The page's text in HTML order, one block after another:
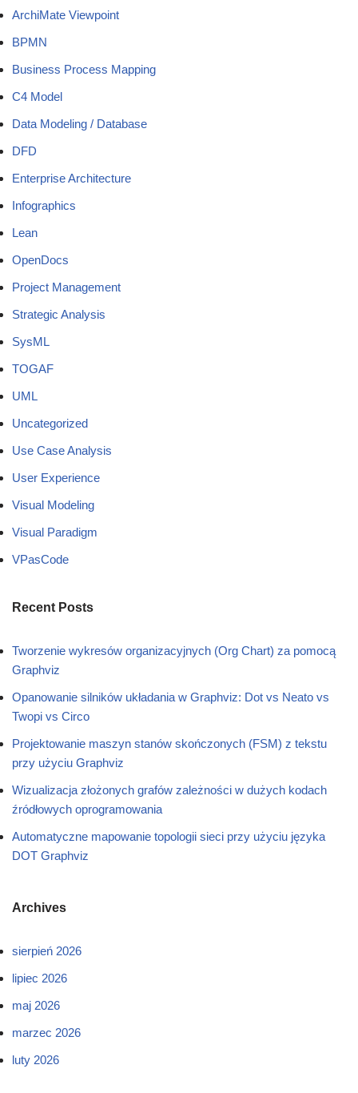
ArchiMate Viewpoint
BPMN
Business Process Mapping
C4 Model
Data Modeling / Database
DFD
Enterprise Architecture
Infographics
Lean
OpenDocs
Project Management
Strategic Analysis
SysML
TOGAF
UML
Uncategorized
Use Case Analysis
User Experience
Visual Modeling
Visual Paradigm
VPasCode
Recent Posts
Tworzenie wykresów organizacyjnych (Org Chart) za pomocą
Graphviz
Opanowanie silników układania w Graphviz: Dot vs Neato vs
Twopi vs Circo
Projektowanie maszyn stanów skończonych (FSM) z tekstu
przy użyciu Graphviz
Wizualizacja złożonych grafów zależności w dużych kodach
źródłowych oprogramowania
Automatyczne mapowanie topologii sieci przy użyciu języka
DOT Graphviz
Archives
sierpień 2026
lipiec 2026
maj 2026
marzec 2026
luty 2026